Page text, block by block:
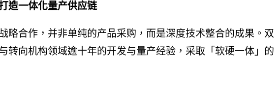
造一体化量产供应链
略合作，并非单纯的产品采购，而是深度技术整合的成果。双
转向机构领域逾十年的开发与量产经验，采取「软硬一体」的